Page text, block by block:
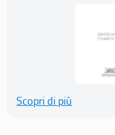
Scopri di più